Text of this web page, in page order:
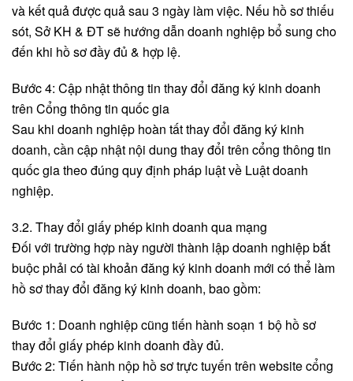
và kết quả được quả sau 3 ngày làm việc. Nếu hồ sơ thiếu
sót, Sở KH & ĐT sẽ hướng dẫn doanh nghiệp bổ sung cho
đến khi hồ sơ đầy đủ & hợp lệ.
Bước 4: Cập nhật thông tin thay đổi đăng ký kinh doanh
trên Cổng thông tin quốc gia
Sau khi doanh nghiệp hoàn tất thay đổi đăng ký kinh
doanh, cần cập nhật nội dung thay đổi trên cổng thông tin
quốc gia theo đúng quy định pháp luật về Luật doanh
nghiệp.
3.2. Thay đổi giấy phép kinh doanh qua mạng
Đối với trường hợp này người thành lập doanh nghiệp bắt
buộc phải có tài khoản đăng ký kinh doanh mới có thể làm
hồ sơ thay đổi đăng ký kinh doanh, bao gồm:
Bước 1: Doanh nghiệp cũng tiến hành soạn 1 bộ hồ sơ
thay đổi giấy phép kinh doanh đầy đủ.
Bước 2: Tiến hành nộp hồ sơ trực tuyến trên website cổng